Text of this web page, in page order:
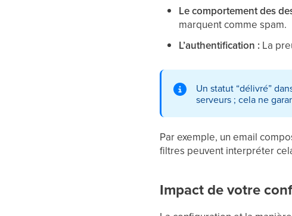
Le comportement des
marquent comme spam.
L’authentification : La
Un statut “délivré”
serveurs ; cela ne
Par exemple, un email
filtres peuvent interpréter
Impact de votre